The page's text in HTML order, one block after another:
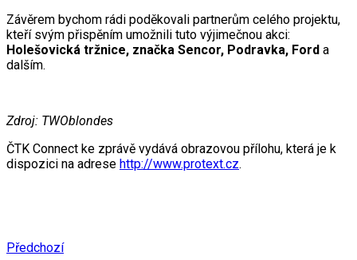
Závěrem bychom rádi poděkovali partnerům celého projektu,
kteří svým přispěním umožnili tuto výjimečnou akci:
Holešovická tržnice, značka Sencor, Podravka, Ford a
dalším.
Zdroj: TWOblondes
ČTK Connect ke zprávě vydává obrazovou přílohu, která je k
dispozici na adrese http://www.protext.cz.
Předchozí